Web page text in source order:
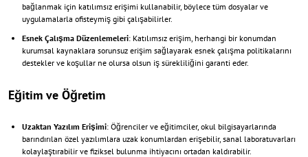
bağlanmak için katılımsız erişimi kullanabilir, böylece tüm dosyalar ve
uygulamalarla ofisteymiş gibi çalışabilirler.
Esnek Çalışma Düzenlemeleri: Katılımsız erişim, herhangi bir konumdan
kurumsal kaynaklara sorunsuz erişim sağlayarak esnek çalışma politikalarını
destekler ve koşullar ne olursa olsun iş sürekliliğini garanti eder.
Eğitim ve Öğretim
Uzaktan Yazılım Erişimi: Öğrenciler ve eğitimciler, okul bilgisayarlarında
barındırılan özel yazılımlara uzak konumlardan erişebilir, sanal laboratuvarları
kolaylaştırabilir ve fiziksel bulunma ihtiyacını ortadan kaldırabilir.